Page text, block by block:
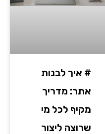
# איך לבנות
אתר: מדריך
מקיף לכל מי
שרוצה ליצור